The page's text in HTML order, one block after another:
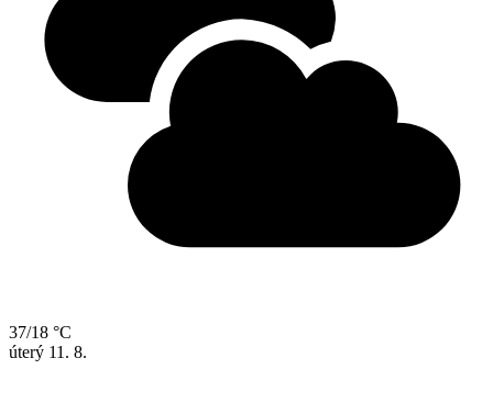
37/18 °C
úterý 11. 8.